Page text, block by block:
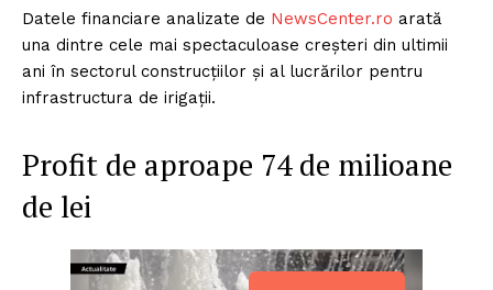
Datele financiare analizate de NewsCenter.ro arată
una dintre cele mai spectaculoase creșteri din ultimii
ani în sectorul construcțiilor și al lucrărilor pentru
infrastructura de irigații.
Profit de aproape 74 de milioane
de lei